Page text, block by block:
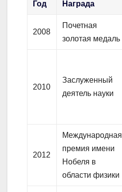
Год Награда
2008
Почетная
золотая медаль
2010
Заслуженный
деятель науки
2012
Международная
премия имени
Нобеля в
области физики